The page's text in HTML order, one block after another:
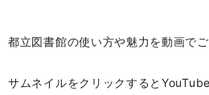
都立図書館の使い方や魅力を動画でご
サムネイルをクリックすると